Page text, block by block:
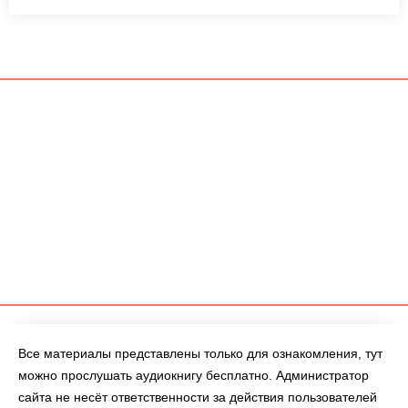
Все материалы представлены только для ознакомления, тут
можно прослушать аудиокнигу бесплатно. Администратор
сайта не несёт ответственности за действия пользователей